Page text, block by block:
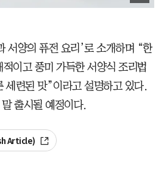
서양의 퓨전 요리’로 소개하며 “한
이고 풍미 가득한 서양식 조리법
세련된 맛”이라고 설명하고 있다.
출시될 예정이다.
Article)